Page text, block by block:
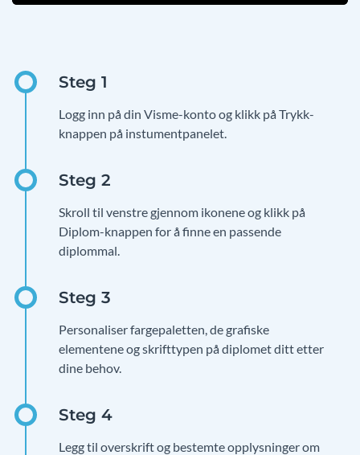
Logg inn på din Visme-konto og klikk på Trykk-
knappen på instumentpanelet.
Skroll til venstre gjennom ikonene og klikk på
Diplom-knappen for å finne en passende
diplommal.
Personaliser fargepaletten, de grafiske
elementene og skrifttypen på diplomet ditt etter
dine behov.
Legg til overskrift og bestemte opplysninger om